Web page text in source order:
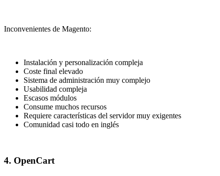
Inconvenientes de Magento:
Instalación y personalización compleja
Coste final elevado
Sistema de administración muy complejo
Usabilidad compleja
Escasos módulos
Consume muchos recursos
Requiere características del servidor muy exigentes
Comunidad casi todo en inglés
4. OpenCart